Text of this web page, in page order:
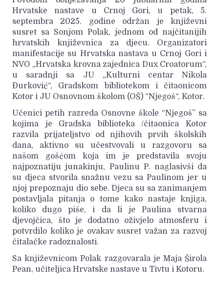
Hrvatske nastave u Crnoj Gori, u petak, 5.
septembra 2025. godine održan je književni
susret sa Sonjom Polak, jednom od najčitanijih
hrvatskih književnica za djecu. Organizatori
manifestacije su Hrvatska nastava u Crnoj Gori i
NVO „Hrvatska krovna zajednica Dux Croatorum“,
u saradnji sa JU „Kulturni centar Nikola
Đurković“, Gradskom bibliotekom i čitaonicom
Kotor i JU Osnovnom školom (OŠ) “Njegoš“, Kotor.
Učenici petih razreda Osnovne škole “Njegoš” sa
kojima je Gradska biblioteka /čitaonica Kotor
razvila prijateljstvo od njihovih prvih školskih
dana, aktivno su učestvovali u razgovoru sa
našom gošćom koja im je predstavila svoju
najpoznatiju junakinju, Paulinu P. naglasivši da
su djeca stvorila snažnu vezu sa Paulinom jer u
njoj prepoznaju dio sebe. Djeca su sa zanimanjem
postavljala pitanja o tome kako nastaje knjiga,
koliko dugo piše, i da li je Paulina stvarna
djevojčica, što je dodatno oživjelo atmosferu i
potvrdilo koliko je ovakav susret važan za razvoj
čitalačke radoznalosti.
Sa književnicom Polak razgovarala je Maja Širola
Pean, učiteljica Hrvatske nastave u Tivtu i Kotoru.